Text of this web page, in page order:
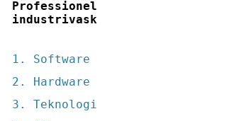
Professionel
industrivask
Software
Hardware
Teknologi